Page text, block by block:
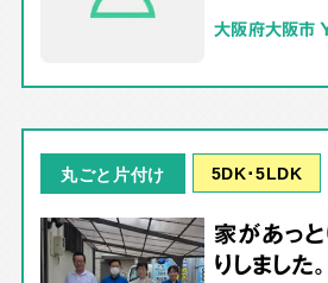
大阪府大阪市
丸ごと片付け 5DK･5LDK
家があっ
りしました。